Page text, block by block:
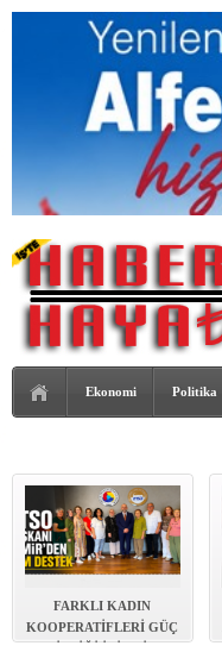
Ekonomi Politika
FARKLI KADIN
KOOPERATİFLERİ GÜÇ